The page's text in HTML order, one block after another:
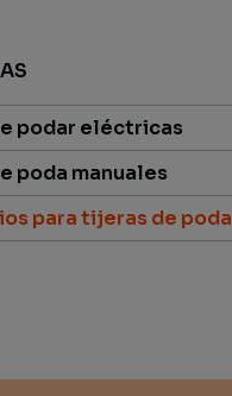
podar eléctricas
poda manuales
para tijeras de poda